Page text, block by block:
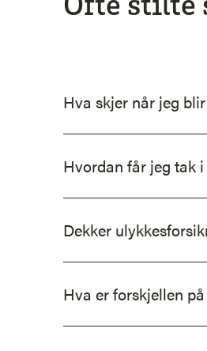
Hva skjer når jeg
Hvordan får jeg tak
Dekker
Hva er forskjellen